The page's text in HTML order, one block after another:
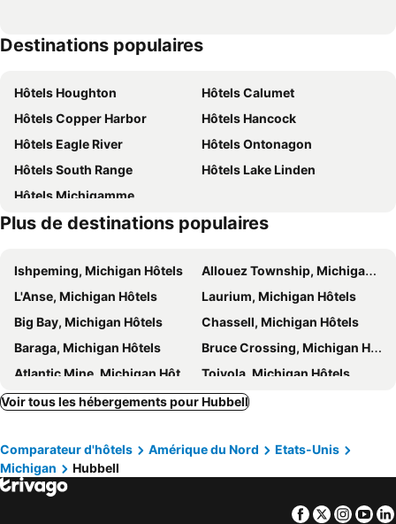
Destinations populaires
Hôtels Houghton
Hôtels Calumet
Hôtels Copper Harbor
Hôtels Hancock
Hôtels Eagle River
Hôtels Ontonagon
Hôtels South Range
Hôtels Lake Linden
Hôtels Michigamme
Plus de destinations populaires
Ishpeming, Michigan Hôtels
Allouez Township, Michigan Hôtels
L'Anse, Michigan Hôtels
Laurium, Michigan Hôtels
Big Bay, Michigan Hôtels
Chassell, Michigan Hôtels
Baraga, Michigan Hôtels
Bruce Crossing, Michigan Hôtels
Atlantic Mine, Michigan Hôtels
Toivola, Michigan Hôtels
Pelkie, Michigan Hôtels
Ahmeek, Michigan Hôtels
Republic, Michigan Hôtels
Negaunee, Michigan Hôtels
Nisula, Michigan Hôtels
Mass City, Michigan Hôtels
Rockland, Michigan Hôtels
Voir tous les hébergements pour Hubbell
Comparateur d'hôtels Amérique du Nord
Etats-Unis
Michigan
Hubbell
Facebook
Twitter